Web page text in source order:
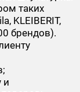
таких
KLEIBERIT,
брендов).
и